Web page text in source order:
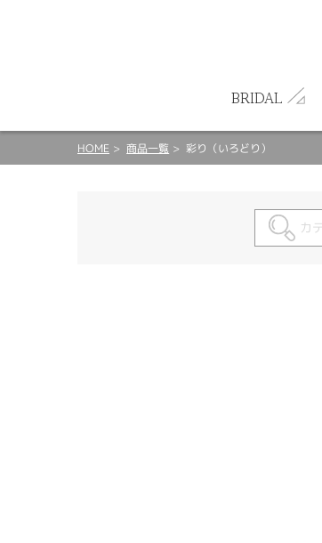
BRIDAL
HOME 商品一覧 彩り（いろどり）